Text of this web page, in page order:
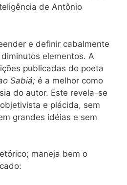
de Antônio
e definir cabalmente
elementos. A
publicadas do poeta
Sabiá; é a melhor como
do autor. Este revela-se
e plácida, sem
grandes idéias e sem
maneja bem o